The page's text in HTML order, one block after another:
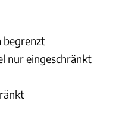
begrenzt
nur eingeschränkt